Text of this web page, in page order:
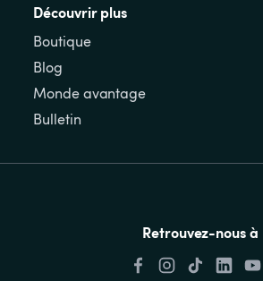
Découvrir plus
Boutique
Blog
Monde avantage
Bulletin
Retrouvez-nous à